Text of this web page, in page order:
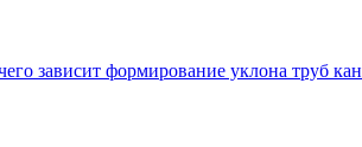
зависит формирование уклона труб